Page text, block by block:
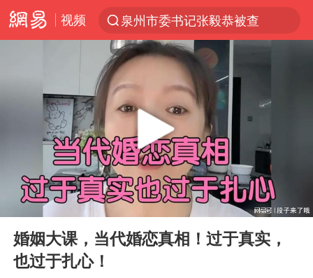
视频
泉州市委书记张毅恭被查
四川宜宾高县4.9级地震致1死
中巨芯：上半年归母净利润1405.77万元
秋天的第一杯奶茶到底有多火
Play
00:00 05:24
婚姻大课，当代婚恋真相！过于真实，
也过于扎心！